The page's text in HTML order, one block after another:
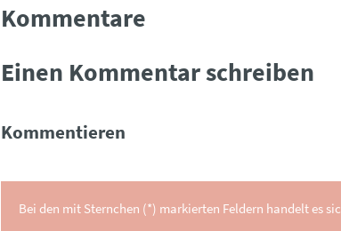
Kommentare
Einen Kommentar schreiben
Kommentieren
Bei den mit Sternchen (*) markierten Feldern handelt es